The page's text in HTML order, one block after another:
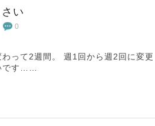
い
0
って2週間。 週1回から週2回に変更
です……